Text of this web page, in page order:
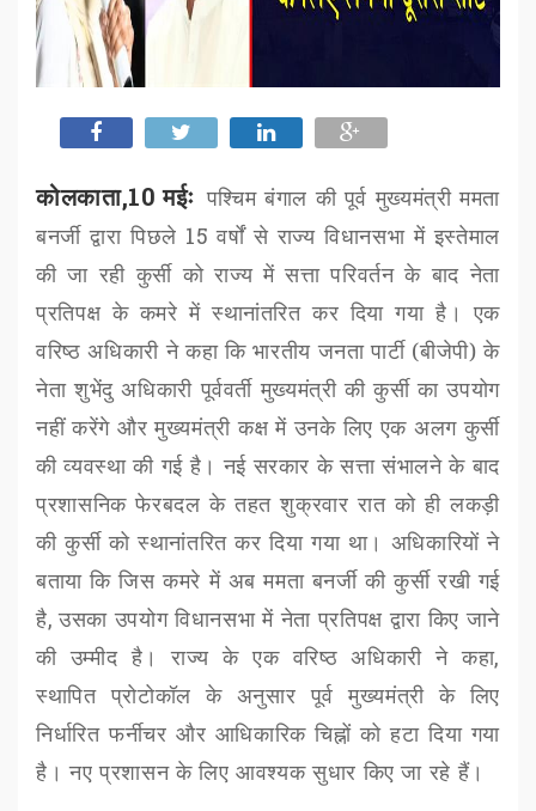
कोलकाता,10 मईः पश्चिम बंगाल की पूर्व मुख्यमंत्री ममता
बनर्जी द्वारा पिछले 15वर्षों से राज्य विधानसभा में इस्तेमाल
की जा रही कुर्सी को राज्य में सत्ता परिवर्तन के बाद नेता
प्रतिपक्ष के कमरे में स्थानांतरित कर दिया गया है। एक
वरिष्ठ अधिकारी ने कहा कि भारतीय जनता पार्टी (बीजेपी) के
नेता शुभेंदु अधिकारी पूर्ववर्ती मुख्यमंत्री की कुर्सी का उपयोग
नहीं करेंगे और मुख्यमंत्री कक्ष में उनके लिए एक अलग कुर्सी
की व्यवस्था की गई है। नई सरकार के सत्ता संभालने के बाद
प्रशासनिक फेरबदल के तहत शुक्रवार रात को ही लकड़ी
की कुर्सी को स्थानांतरित कर दिया गया था। अधिकारियों ने
बताया कि जिस कमरे में अब ममता बनर्जी की कुर्सी रखी गई
है,उसका उपयोग विधानसभा में नेता प्रतिपक्ष द्वारा किए जाने
की उम्मीद है। राज्य के एक वरिष्ठ अधिकारी ने कहा,
स्थापित प्रोटोकॉल के अनुसार पूर्व मुख्यमंत्री के लिए
निर्धारित फर्नीचर और आधिकारिक चिह्नों को हटा दिया गया
है। नए प्रशासन के लिए आवश्यक सुधार किए जा रहे हैं।